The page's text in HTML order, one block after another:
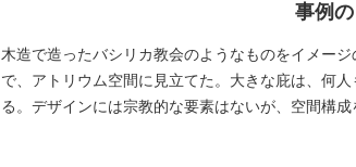
事例
木造で造ったバシリカ教会のようなものをイメー
で、アトリウム空間に見立てた。大きな庇は、何
る。デザインには宗教的な要素はないが、空間構